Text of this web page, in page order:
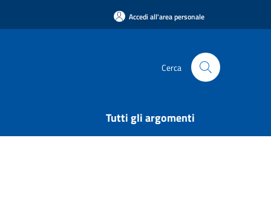
Accedi all'area personale
Cerca
Tutti gli argomenti